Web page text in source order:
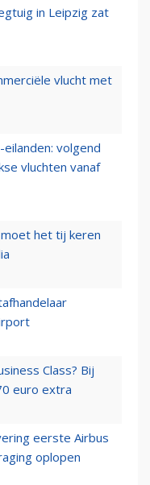
in Leipzig zat
vlucht met
volgend
vluchten vanaf
het tij keren
Class? Bij
euro extra
eerste Airbus
oplopen